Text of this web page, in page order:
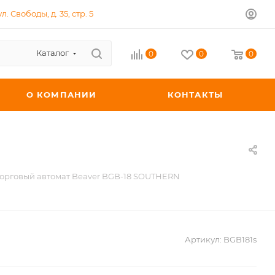
Свободы, д. 35, стр. 5
Каталог 0 0 0
О КОМПАНИИ КОНТАКТЫ
автомат Beaver BGB-18 SOUTHERN
Артикул: BGB181s